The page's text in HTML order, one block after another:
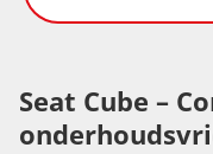
Seat Cube –